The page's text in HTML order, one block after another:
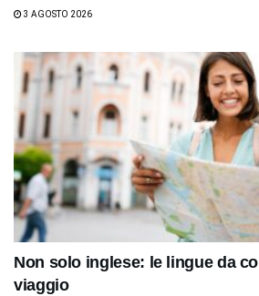
3 AGOSTO 2026
Non solo inglese: le lingue da
viaggio